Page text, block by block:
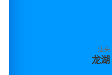
汕头
龙湖